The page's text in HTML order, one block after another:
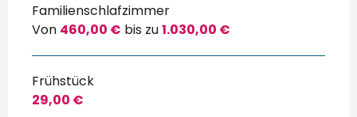
Familienschlafzimmer
Von 460,00 € bis zu1.030,00 €
Frühstück
29,00 €